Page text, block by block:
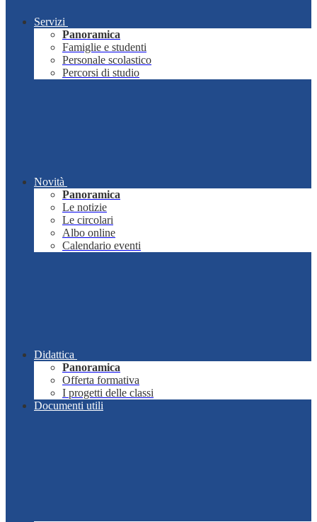
Servizi
Panoramica
Famiglie e studenti
Personale scolastico
Percorsi di studio
Novità
Panoramica
Le notizie
Le circolari
Albo online
Calendario eventi
Didattica
Panoramica
Offerta formativa
I progetti delle classi
Documenti utili